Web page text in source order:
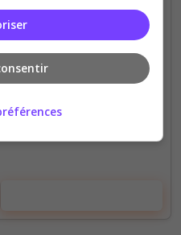
et voyage grâce
17
clics